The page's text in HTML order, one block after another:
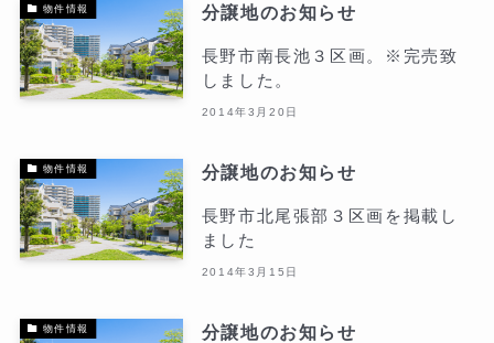
物件情報 分譲地のお知らせ
長野市南長池３区画。※完売致
しました。
2014年3月20日
物件情報 分譲地のお知らせ
長野市北尾張部３区画を掲載し
ました
2014年3月15日
物件情報 分譲地のお知らせ